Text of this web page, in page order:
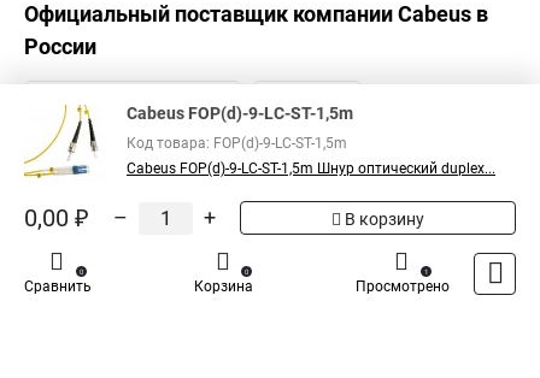
Официальный поставщик компанииCabeus в
России
Cabeus FOP(d)-9-LC-ST-1,5m
Код товара: FOP(d)-9-LC-ST-1,5m
Cabeus FOP(d)-9-LC-ST-1,5m Шнур оптический duplex...
0,00 ₽ – + В корзину
Сравнить
0
Корзина
0
Просмотрено
1